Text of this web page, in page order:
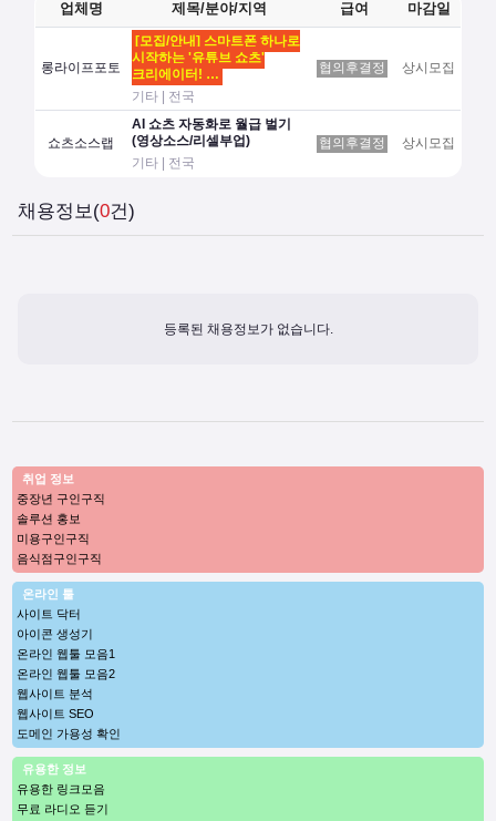
업체명 제목/분야/지역 급여 마감일
롱라이프포토
[모집/안내] 스마트폰 하나로
시작하는 '유튜브 쇼츠'
크리에이터! …
기타 | 전국
협의후결정 상시모집
쇼츠소스랩
AI 쇼츠 자동화로 월급 벌기
(영상소스/리셀부업)
기타 | 전국
협의후결정 상시모집
채용정보(0건)
등록된 채용정보가 없습니다.
취업 정보
중장년 구인구직
솔루션 홍보
미용구인구직
음식점구인구직
온라인 툴
사이트 닥터
아이콘 생성기
온라인 웹툴 모음1
온라인 웹툴 모음2
웹사이트 분석
웹사이트 SEO
도메인 가용성 확인
유용한 정보
유용한 링크모음
무료 라디오 듣기